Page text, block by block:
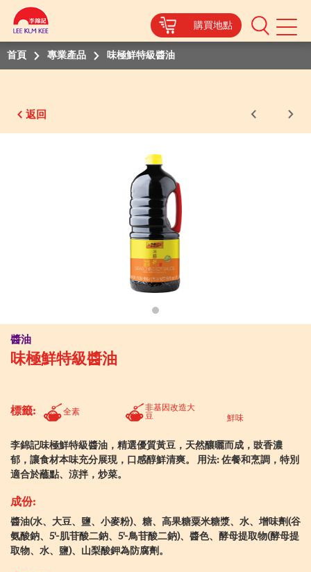
購買地點
Mobile
Menu
首頁
專業產品 味極鮮特級醬油
返回
醬油
味極鮮特級醬油
標籤: 全素
非基因改造大
豆
鮮味
李錦記味極鮮特級醬油，精選優質黃豆，天然釀曬而成，豉香濃
郁，讓食材本味充分展現，口感醇鮮清爽。 用法: 佐餐和烹調，特別
適合於蘸點、涼拌，炒菜。
成份:
醬油(水、大豆、鹽、小麥粉)、糖、高果糖粟米糖漿、水、增味劑(谷
氨酸鈉、5'-肌苷酸二鈉、5'-鳥苷酸二鈉)、醬色、酵母提取物(酵母提
取物、水、鹽)、山梨酸鉀為防腐劑。